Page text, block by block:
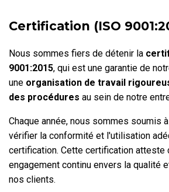
Certification (ISO
Nous sommes fiers de détenir la
9001:2015, qui est une garantie de
une organisation de travail
des procédures au sein de notre
Chaque année, nous sommes soumis
vérifier la conformité et l'utilisation
certification. Cette certification atteste
engagement continu envers la qualité
nos clients.